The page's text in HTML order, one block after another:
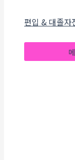
편입 & 대졸자